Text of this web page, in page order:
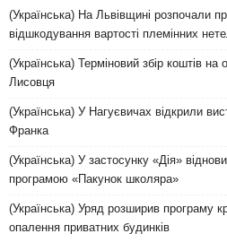
(Українська) На Львівщині розпочали
відшкодування вартості племінних
(Українська) Терміновий збір коштів
Лисовця
(Українська) У Нагуєвичах відкрили
Франка
(Українська) У застосунку «Дія»
програмою «Пакунок школяра»
(Українська) Уряд розширив програму
опалення приватних будинків